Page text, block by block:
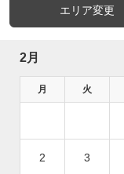
エリア変更
2月
月 火
2 3